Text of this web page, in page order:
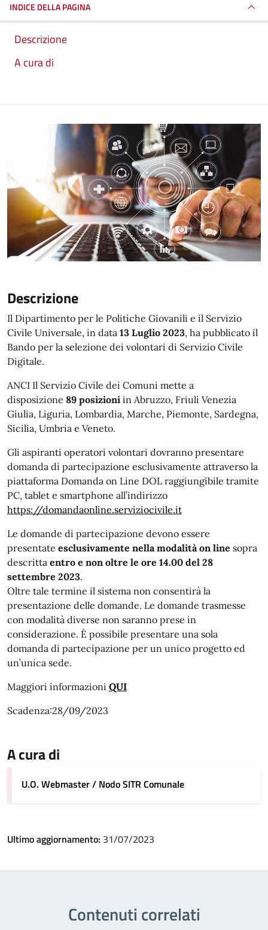
INDICE DELLA PAGINA
Descrizione
A cura di
Descrizione
Il Dipartimento per le Politiche Giovanili e il Servizio
Civile Universale, in data 13 Luglio 2023, ha pubblicato il
Bando per la selezione dei volontari di Servizio Civile
Digitale.
ANCI Il Servizio Civile dei Comuni mette a
disposizione 89 posizioni in Abruzzo, Friuli Venezia
Giulia, Liguria, Lombardia, Marche, Piemonte, Sardegna,
Sicilia, Umbria e Veneto.
Gli aspiranti operatori volontari dovranno presentare
domanda di partecipazione esclusivamente attraverso la
piattaforma Domanda on Line DOL raggiungibile tramite
PC, tablet e smartphone all’indirizzo
https://domandaonline.serviziocivile.it
Le domande di partecipazione devono essere
presentate esclusivamente nella modalità on line sopra
descritta entro e non oltre le ore 14.00 del 28
settembre 2023.
Oltre tale termine il sistema non consentirà la
presentazione delle domande. Le domande trasmesse
con modalità diverse non saranno prese in
considerazione. È possibile presentare una sola
domanda di partecipazione per un unico progetto ed
un’unica sede.
Maggiori informazioni QUI
Scadenza:28/09/2023
A cura di
U.O. Webmaster / Nodo SITR Comunale
Ultimo aggiornamento: 31/07/2023
Contenuti correlati